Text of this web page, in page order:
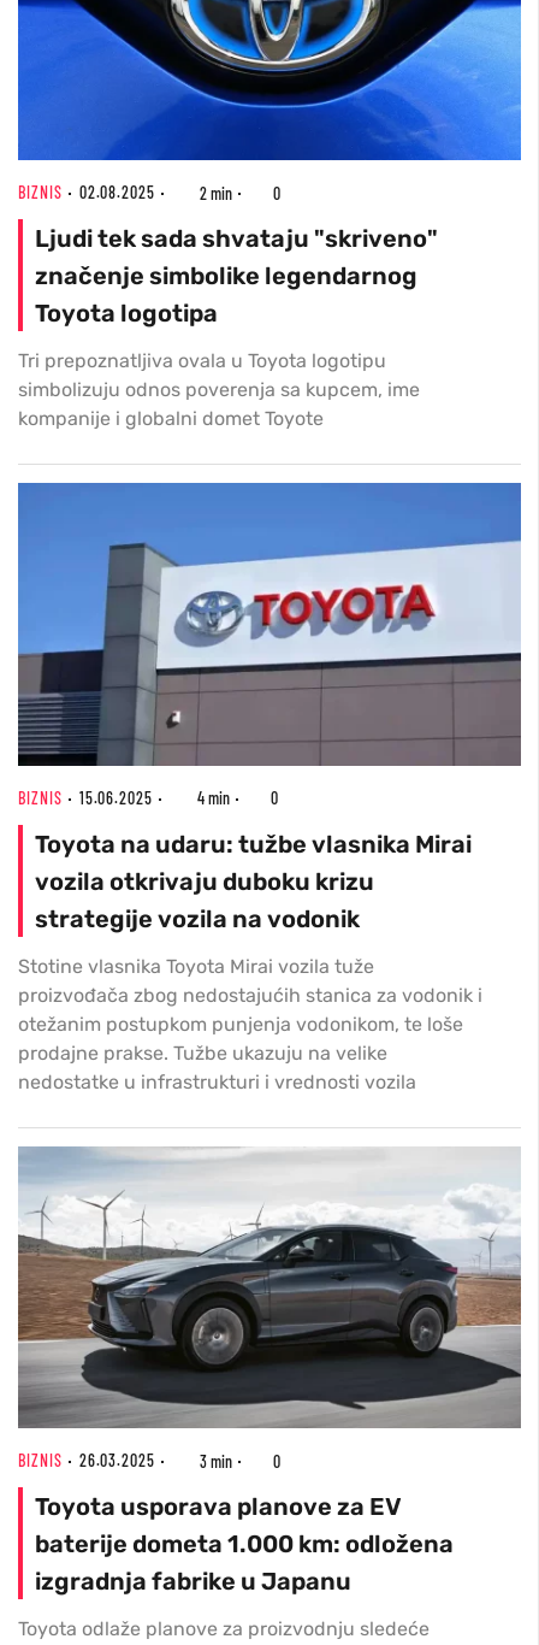
BIZNIS 02.08.2025 2 min 0
Ljudi tek sada shvataju "skriveno"
značenje simbolike legendarnog
Toyota logotipa
Tri prepoznatljiva ovala u Toyota logotipu
simbolizuju odnos poverenja sa kupcem, ime
kompanije i globalni domet Toyote
BIZNIS 15.06.2025 4 min 0
Toyota na udaru: tužbe vlasnika Mirai
vozila otkrivaju duboku krizu
strategije vozila na vodonik
Stotine vlasnika Toyota Mirai vozila tuže
proizvođača zbog nedostajućih stanica za vodonik i
otežanim postupkom punjenja vodonikom, te loše
prodajne prakse. Tužbe ukazuju na velike
nedostatke u infrastrukturi i vrednosti vozila
BIZNIS 26.03.2025 3 min 0
Toyota usporava planove za EV
baterije dometa 1.000 km: odložena
izgradnja fabrike u Japanu
Toyota odlaže planove za proizvodnju sledeće